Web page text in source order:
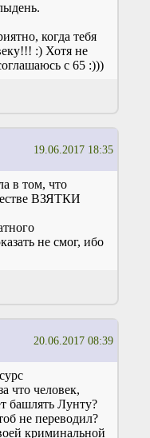
когда тебя
:) Хотя не
с 65 :)))
19.06.2017 18:35
в том, что
ВЗЯТКИ
не смог, ибо
20.06.2017 08:39
что человек,
башлять Лунту?
не переводил?
криминальной